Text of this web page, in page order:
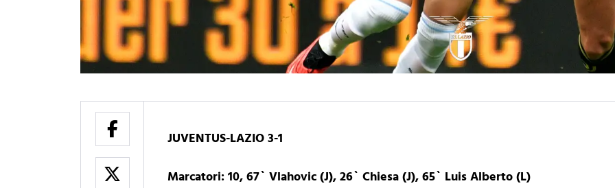
JUVENTUS-LAZIO 3-1
Marcatori: 10, 67` Vlahovic (J), 26` Chiesa (J), 65` Luis Alberto (L)